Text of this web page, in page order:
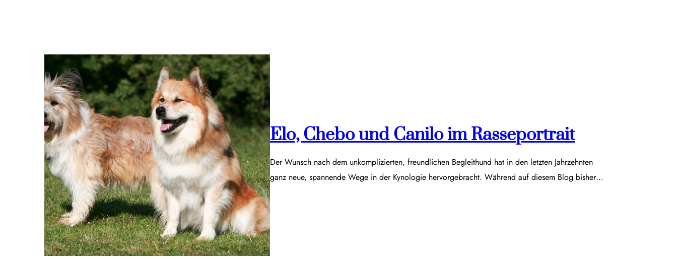
Elo, Chebo und Canilo im Rasseportrait
Der Wunsch nach dem unkomplizierten, freundlichen Begleithund hat in den letzten Jahrzehnten
ganz neue, spannende Wege in der Kynologie hervorgebracht. Während auf diesem Blog bisher…